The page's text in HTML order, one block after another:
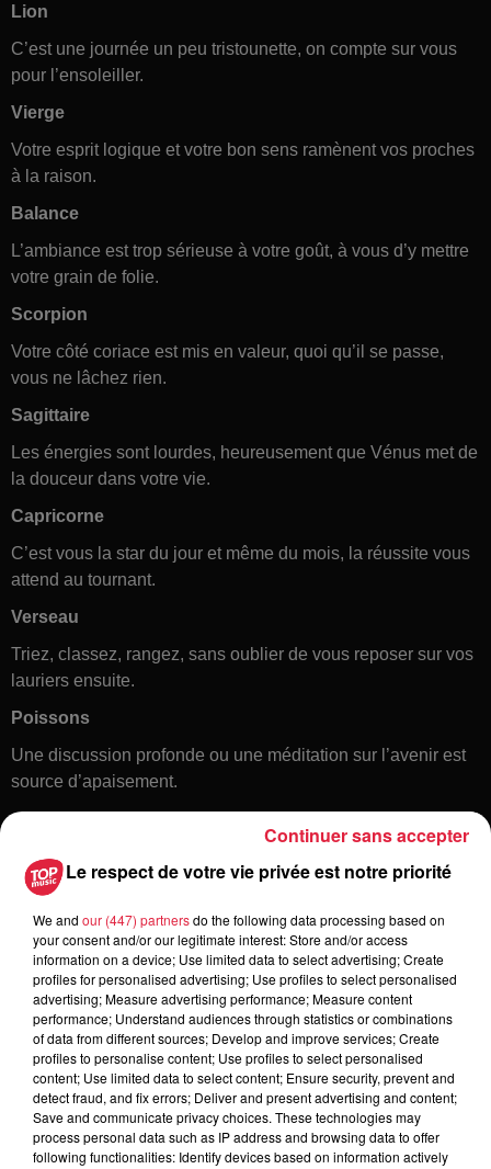
Lion
C’est une journée un peu tristounette, on compte sur vous
pour l’ensoleiller.
Vierge
Votre esprit logique et votre bon sens ramènent vos proches
à la raison.
Balance
L’ambiance est trop sérieuse à votre goût, à vous d’y mettre
votre grain de folie.
Scorpion
Votre côté coriace est mis en valeur, quoi qu’il se passe,
vous ne lâchez rien.
Sagittaire
Les énergies sont lourdes, heureusement que Vénus met de
la douceur dans votre vie.
Capricorne
C’est vous la star du jour et même du mois, la réussite vous
attend au tournant.
Verseau
Triez, classez, rangez, sans oublier de vous reposer sur vos
lauriers ensuite.
Poissons
Une discussion profonde ou une méditation sur l’avenir est
source d’apaisement.
Toute l'actu
6 août 2026
À Hoerdt, de l’eau brune sort des
robinets
Le respect de votre vie privée est notre priorité
We and our (447) partnersdo the following data processing based on
your consent and/or our legitimate interest: Store and/or access
information on a device; Use limited data to select advertising; Create
profiles for personalised advertising; Use profiles to select personalised
advertising; Measure advertising performance; Measure content
performance; Understand audiences through statistics or combinations
of data from different sources; Develop and improve services; Create
profiles to personalise content; Use profiles to select personalised
content; Use limited data to select content; Ensure security, prevent and
detect fraud, and fix errors; Deliver and present advertising and content;
Save and communicate privacy choices. These technologies may
process personal data such as IP address and browsing data to offer
following functionalities: Identify devices based on information actively
Continuer sans accepter